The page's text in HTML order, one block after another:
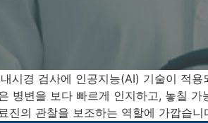
시경 검사에 인공지능(AI) 기술이 적
병변을 보다 빠르게 인지하고, 놓칠
진의 관찰을 보조하는 역할에 가깝습